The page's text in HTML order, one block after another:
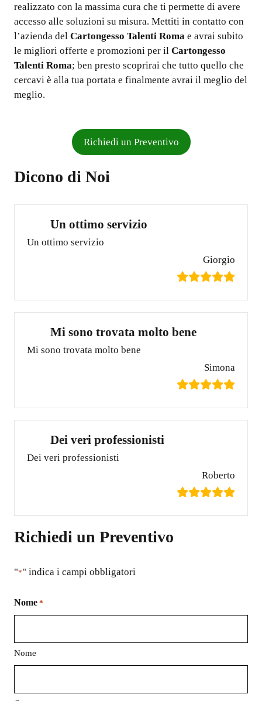
realizzato con la massima cura che ti permette di avere
accesso alle soluzioni su misura. Mettiti in contatto con
l’azienda del Cartongesso Talenti Roma e avrai subito
le migliori offerte e promozioni per il Cartongesso
Talenti Roma; ben presto scoprirai che tutto quello che
cercavi è alla tua portata e finalmente avrai il meglio del
meglio.
Richiedi un Preventivo
Dicono di Noi
Un ottimo servizio
Un ottimo servizio
Giorgio
Mi sono trovata molto bene
Mi sono trovata molto bene
Simona
Dei veri professionisti
Dei veri professionisti
Roberto
Richiedi un Preventivo
"*" indica i campi obbligatori
Nome *
Nome